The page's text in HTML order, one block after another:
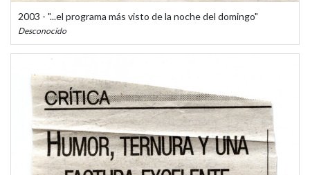
2003 - "...el programa más visto de la noche del domingo"
Desconocido